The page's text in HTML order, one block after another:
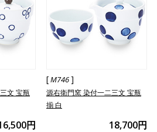
文 宝瓶
円
[M746]
源右衛門窯 染付一二三文 宝瓶
揃 白
18,700円